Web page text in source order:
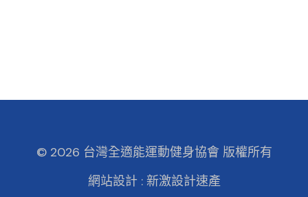
© 2026 台灣全適能運動健身協會 版權所有
網站設計 : 新激設計速產